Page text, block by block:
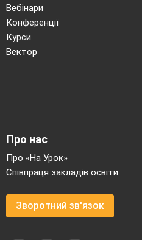
Вебінари
Конференції
Курси
Вектор
Про нас
Про «На Урок»
Співпраця закладів освіти
Зворотний зв'язок